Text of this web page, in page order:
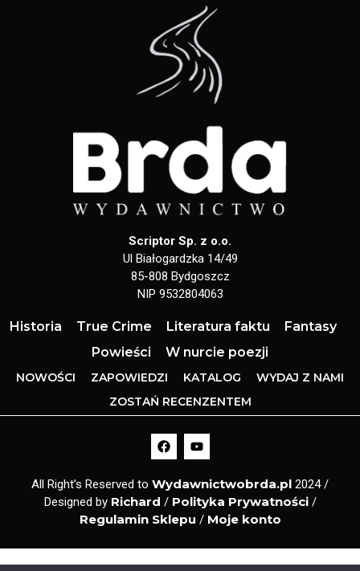
Scriptor Sp. z o.o.
Ul Białogardzka 14/49
85-808 Bydgoszcz
NIP 9532804063
Historia True Crime Literatura faktu
Fantasy
Powieści
W nurcie poezji
NOWOŚCI ZAPOWIEDZI KATALOG
WYDAJ Z NAMI
ZOSTAŃ RECENZENTEM
All Right’s Reserved to Wydawnictwobrda.pl 2024 /
Designed by Richard / Polityka Prywatności/
Regulamin Sklepu / Moje konto